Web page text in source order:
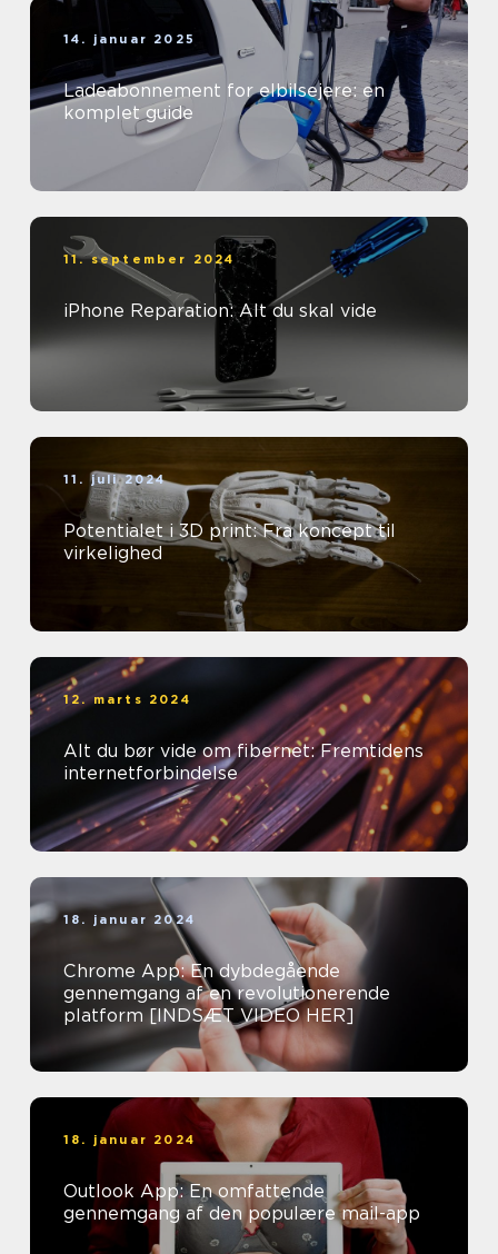
14. januar 2025
Ladeabonnement for elbilsejere: en
komplet guide
11. september 2024
iPhone Reparation: Alt du skal vide
11. juli 2024
Potentialet i 3D print: Fra koncept til
virkelighed
12. marts 2024
Alt du bør vide om fibernet: Fremtidens
internetforbindelse
18. januar 2024
Chrome App: En dybdegående
gennemgang af en revolutionerende
platform [INDSÆT VIDEO HER]
18. januar 2024
Outlook App: En omfattende
gennemgang af den populære mail-app